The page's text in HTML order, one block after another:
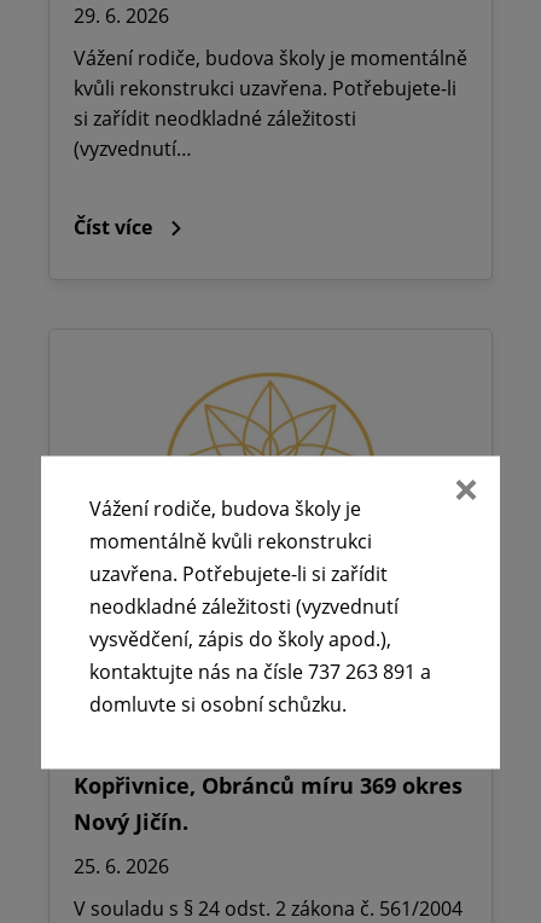
29. 6. 2026
Vážení rodiče, budova školy je momentálně
kvůli rekonstrukci uzavřena. Potřebujete-li
si zařídit neodkladné záležitosti
(vyzvednutí…
Číst více
🪧Oznámení o udělení ředitelského
Kopřivnice, Obránců míru 369 okres
Nový Jičín.
25. 6. 2026
V souladu s § 24 odst. 2 zákona č. 561/2004
Vážení rodiče, budova školy je
momentálně kvůli rekonstrukci
uzavřena. Potřebujete-li si zařídit
neodkladné záležitosti (vyzvednutí
vysvědčení, zápis do školy apod.),
kontaktujte nás na čísle 737 263 891 a
domluvte si osobní schůzku.